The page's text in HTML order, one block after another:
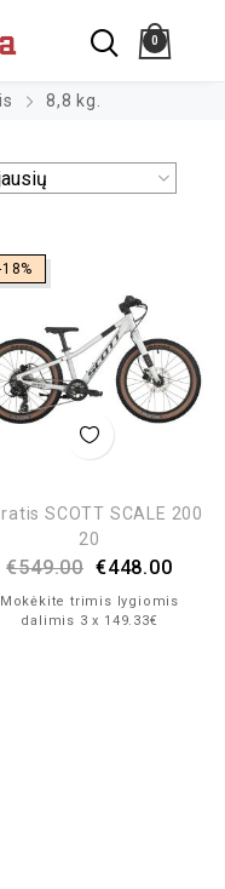
0
8,8 kg.
18%
SCOTT SCALE 200
20
€549.00 €448.00
Mokėkite trimis lygiomis
dalimis 3 x 149.33€